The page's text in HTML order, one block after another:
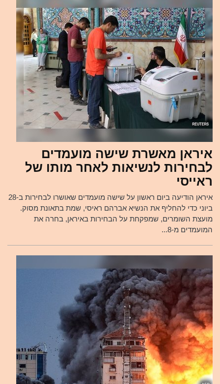
איראן מאשרת שישה מועמדים
לבחירות לנשיאות לאחר מותו של
ראייסי
איראן הודיעה ביום ראשון על שישה מועמדים שאושרו לבחירות ב-28
ביוני כדי להחליף את הנשיא אברהם ראיסי, שמת בתאונת מסוק.
מועצת השומרים, שמפקחת על הבחירות באיראן, בחרה את
המועמדים מ-8...